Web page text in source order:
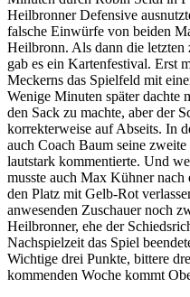
Heilbronner Defensive
falsche Einwürfe von beiden
Heilbronn. Als dann die
gab es ein Kartenfestival. Erst
Meckerns das Spielfeld mit
Wenige Minuten später dachte
den Sack zu machte, aber der
korrekterweise auf Abseits. In
auch Coach Baum seine
lautstark kommentierte. Und
musste auch Max Kühner
den Platz mit Gelb-Rot
anwesenden Zuschauer noch
Heilbronner, ehe der
Nachspielzeit das Spiel
Wichtige drei Punkte, bittere
kommenden Woche kommt